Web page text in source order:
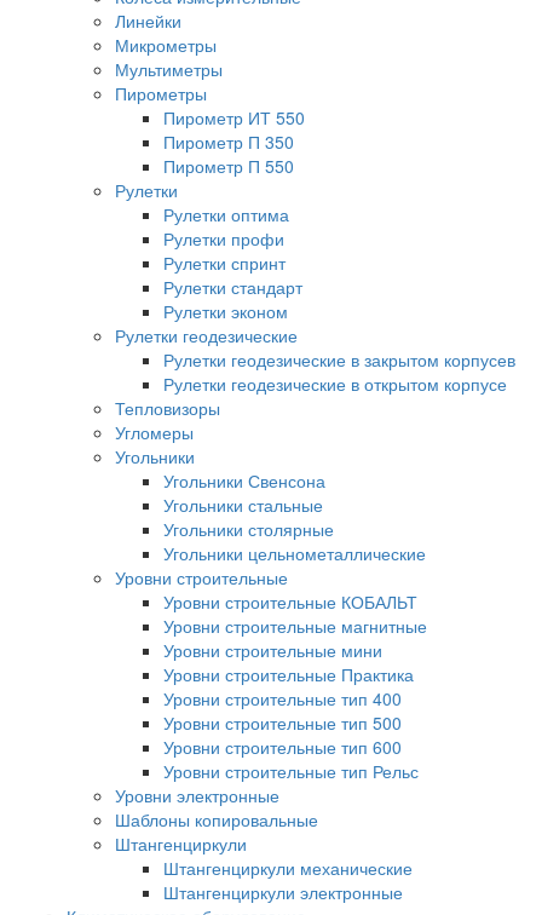
Линейки
Микрометры
Мультиметры
Пирометры
Пирометр ИТ 550
Пирометр П 350
Пирометр П 550
Рулетки
Рулетки оптима
Рулетки профи
Рулетки спринт
Рулетки стандарт
Рулетки эконом
Рулетки геодезические
Рулетки геодезические в закрытом корпусев
Рулетки геодезические в открытом корпусе
Тепловизоры
Угломеры
Угольники
Угольники Свенсона
Угольники стальные
Угольники столярные
Угольники цельнометаллические
Уровни строительные
Уровни строительные КОБАЛЬТ
Уровни строительные магнитные
Уровни строительные мини
Уровни строительные Практика
Уровни строительные тип 400
Уровни строительные тип 500
Уровни строительные тип 600
Уровни строительные тип Рельс
Уровни электронные
Шаблоны копировальные
Штангенциркули
Штангенциркули механические
Штангенциркули электронные